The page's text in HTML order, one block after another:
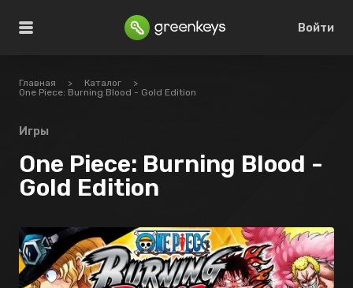
Войти
Главная > Каталог
>
One Piece: Burning Blood - Gold Edition
Игры
One Piece: Burning Blood -
Gold Edition